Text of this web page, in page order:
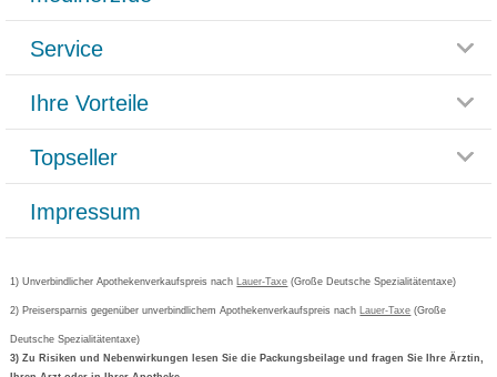
Glossar
Häufig gestellte Fragen
Datenschutz
AGB
Cookie-Einstellungen
Vertrag widerrufen
Service
Rücksendemöglichkeit
Paketlieferstatus
Versandkosten
Bestellschein ausfüllen
Newsletteranmeldung
Ihre Vorteile
Rezeptlieferung
Bonusprogramm
Gutschein und Rabatte
Kundenbewertung
Topseller
Grippostad
Bepanthen
Formoline
Impressum
1) Unverbindlicher Apothekenverkaufspreis nach Lauer-Taxe (Große Deutsche Spezialitätentaxe)
2) Preisersparnis gegenüber unverbindlichem Apothekenverkaufspreis nach Lauer-Taxe (Große
Deutsche Spezialitätentaxe)
3) Zu Risiken und Nebenwirkungen lesen Sie die Packungsbeilage und fragen Sie Ihre Ärztin,